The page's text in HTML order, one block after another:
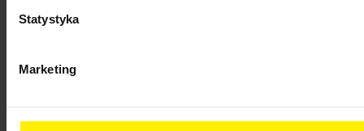
Statystyka
Marketing
Regulamin
Polityka prywatności
↩ Odstąp od umowy tutaj